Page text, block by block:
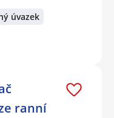
úvazek
ranní